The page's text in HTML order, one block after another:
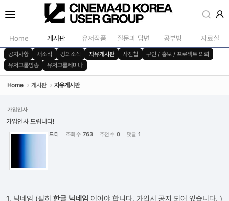
Home 게시판
공지사항
새소식
자유게시판
사진첩
유저작품 질문과 답변 공부방 자료실
공지사항 새소식 강의소식 자유게시판 사진첩
구인 / 홍보 / 프로젝트 의뢰
유저그룹방송
유저그룹세미나
Home 게시판 자유게시판
가입인사
가입인사 드립니다!
드타 조회 수 763 추천 수 0 댓글 1
1. 닉네임 (필히 한글 닉네임 이어야 합니다. 가입시 공지 되어 있습니다. )
Sketchbook5, 스케치북5
Sketchbook5, 스케치북5